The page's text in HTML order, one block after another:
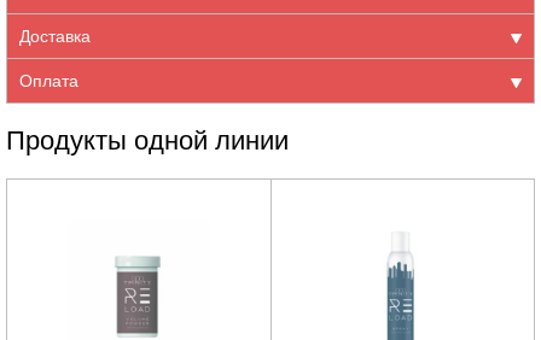
Доставка
Оплата
Продукты одной линии